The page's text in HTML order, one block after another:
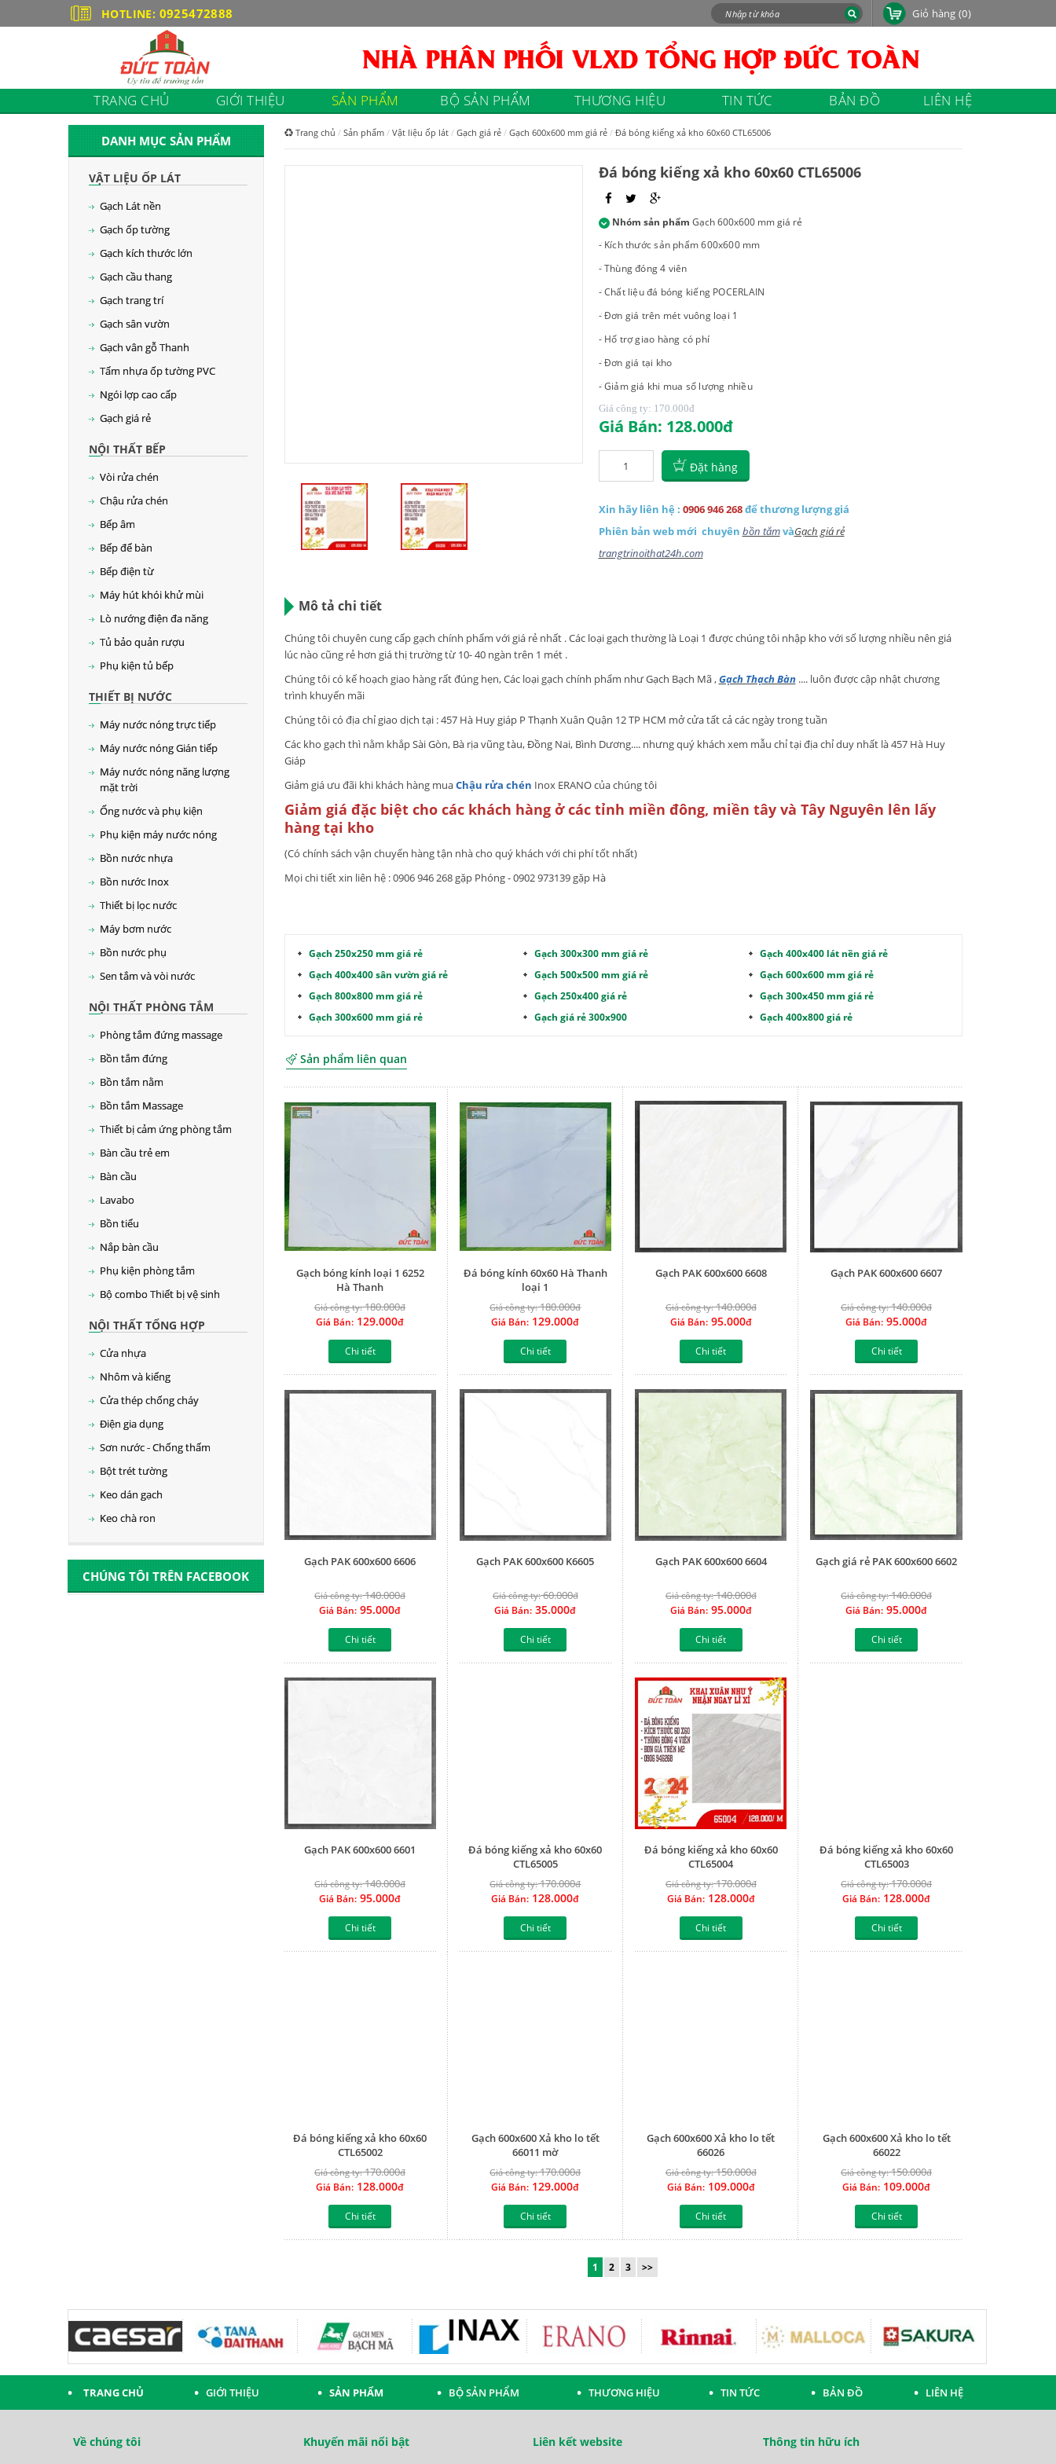
HOTLINE: 0925472888 Giỏ hàng(0)
TRANG CHỦ GIỚI THIỆU SẢN PHẨM BỘ SẢN PHẨM THƯƠNG HIỆU TIN TỨC BẢN ĐỒ LIÊN HỆ
DANH MỤC SẢN PHẨM
VẬT LIỆU ỐP LÁT
Gạch Lát nền
Gạch ốp tường
Gạch kích thước lớn
Gạch cầu thang
Gạch trang trí
Gạch sân vườn
Gạch vân gỗ Thanh
Tấm nhựa ốp tường PVC
Ngói lợp cao cấp
Gạch giá rẻ
NỘI THẤT BẾP
Vòi rửa chén
Chậu rửa chén
Bếp âm
Bếp để bàn
Bếp điện từ
Máy hút khói khử mùi
Lò nướng điện đa năng
Tủ bảo quản rượu
Phụ kiện tủ bếp
THIẾT BỊ NƯỚC
Máy nước nóng trực tiếp
Máy nước nóng Gián tiếp
Máy nước nóng năng lượng
mặt trời
Ống nước và phụ kiện
Phụ kiện máy nước nóng
Bồn nước nhựa
Bồn nước Inox
Thiết bị lọc nước
Máy bơm nước
Bồn nước phụ
Sen tắm và vòi nước
NỘI THẤT PHÒNG TẮM
Phòng tắm đứng massage
Bồn tắm đứng
Bồn tắm nằm
Bồn tắm Massage
Thiết bị cảm ứng phòng tắm
Bàn cầu trẻ em
Bàn cầu
Lavabo
Bồn tiểu
Nắp bàn cầu
Phụ kiện phòng tắm
Bộ combo Thiết bị vệ sinh
NỘI THẤT TỔNG HỢP
Cửa nhựa
Nhôm và kiếng
Cửa thép chống cháy
Điện gia dụng
Sơn nước - Chống thấm
Bột trét tường
Keo dán gạch
Keo chà ron
CHÚNG TÔI TRÊN FACEBOOK
Trang chủ Sản phẩm Vật liệu ốp lát Gạch giá rẻ Gạch 600x600 mm giá rẻ Đá bóng kiếng xả kho 60x60 CTL65006
Đá bóng kiếng xả kho 60x60 CTL65006
Nhóm sản phẩm Gạch 600x600 mm giá rẻ
- Kích thước sản phẩm 600x600 mm
- Thùng đóng 4 viên
- Chất liệu đá bóng kiếng POCERLAIN
- Đơn giá trên mét vuông loại 1
- Hố trợ giao hàng có phí
- Đơn giá tại kho
- Giảm giá khi mua số lượng nhiều
Giá công ty: 170.000đ
Giá Bán: 128.000đ
Đặt hàng
Xin hãy liên hệ : 0906 946 268để thương lượng giá
Phiên bản web mới chuyên bồn tắmvàGạch giá rẻ
trangtrinoithat24h.com
Mô tả chi tiết
Chúng tôi chuyên cung cấp gạch chính phẩm với giá rẻ nhất . Các loại gạch thường là Loại 1 được chúng tôi nhập kho với số lượng nhiều nên giá
lúc nào cũng rẻ hơn giá thị trường từ 10- 40 ngàn trên 1 mét .
Chúng tôi có kế hoạch giao hàng rất đúng hẹn, Các loại gạch chính phẩm như Gạch Bạch Mã ,Gạch Thạch Bàn.... luôn được cập nhật chương
trình khuyến mãi
Chúng tôi có địa chỉ giao dịch tại : 457 Hà Huy giáp P Thạnh Xuân Quận 12 TP HCM mở cửa tất cả các ngày trong tuần
Các kho gạch thì nằm khắp Sài Gòn, Bà rịa vũng tàu, Đồng Nai, Bình Dương.... nhưng quý khách xem mẫu chỉ tại địa chỉ duy nhất là 457 Hà Huy
Giáp
Giảm giá ưu đãi khi khách hàng muaChậu rửa chén Inox ERANO của chúng tôi
Giảm giá đặc biệt cho các khách hàng ở các tỉnh miền đông, miền tây và Tây Nguyên lên lấy
hàng tại kho
(Có chính sách vận chuyển hàng tận nhà cho quý khách với chi phí tốt nhất)
Mọi chi tiết xin liên hệ : 0906 946 268 gặp Phóng - 0902 973139 gặp Hà
Gạch 250x250 mm giá rẻ Gạch 300x300 mm giá rẻ
Gạch 400x400 lát nền giá rẻ
Gạch 400x400 sân vườn giá rẻ
Gạch 500x500 mm giá rẻ
Gạch 600x600 mm giá rẻ
Gạch 800x800 mm giá rẻ
Gạch 250x400 giá rẻ
Gạch 300x450 mm giá rẻ
Gạch 300x600 mm giá rẻ
Gạch giá rẻ 300x900 Gạch 400x800 giá rẻ
Sản phẩm liên quan
Gạch bóng kính loại 1 6252
Hà Thanh
Giá công ty:180.000đ
Giá Bán: 129.000đ
Chi tiết
Đá bóng kính 60x60 Hà Thanh
loại 1
Giá công ty:180.000đ
Giá Bán: 129.000đ
Chi tiết
Gạch PAK 600x600 6608
Giá công ty:140.000đ
Giá Bán:95.000đ
Chi tiết
Gạch PAK 600x600 6607
Giá công ty:140.000đ
Giá Bán: 95.000đ
Chi tiết
Gạch PAK 600x600 6606
Giá công ty:140.000đ
Giá Bán: 95.000đ
Chi tiết
Gạch PAK 600x600 K6605
Giá công ty:60.000đ
Giá Bán: 35.000đ
Chi tiết
Gạch PAK 600x600 6604
Giá công ty:140.000đ
Giá Bán:95.000đ
Chi tiết
Gạch giá rẻ PAK 600x600 6602
Giá công ty:140.000đ
Giá Bán: 95.000đ
Chi tiết
Gạch PAK 600x600 6601
Giá công ty:140.000đ
Giá Bán: 95.000đ
Chi tiết
Đá bóng kiếng xả kho 60x60
CTL65005
Giá công ty:170.000đ
Giá Bán: 128.000đ
Chi tiết
Đá bóng kiếng xả kho 60x60
CTL65004
Giá công ty:170.000đ
Giá Bán:128.000đ
Chi tiết
Đá bóng kiếng xả kho 60x60
CTL65003
Giá công ty:170.000đ
Giá Bán: 128.000đ
Chi tiết
Đá bóng kiếng xả kho 60x60
CTL65002
Giá công ty:170.000đ
Giá Bán: 128.000đ
Chi tiết
Gạch 600x600 Xả kho lo tết
66011 mờ
Giá công ty:170.000đ
Giá Bán: 129.000đ
Chi tiết
Gạch 600x600 Xả kho lo tết
66026
Giá công ty:150.000đ
Giá Bán:109.000đ
Chi tiết
Gạch 600x600 Xả kho lo tết
66022
Giá công ty:150.000đ
Giá Bán: 109.000đ
Chi tiết
1 2 3 >>
TRANG CHỦ GIỚI THIỆU SẢN PHẨM BỘ SẢN PHẨM THƯƠNG HIỆU TIN TỨC BẢN ĐỒ LIÊN HỆ
Về chúng tôi Khuyến mãi nổi bật Liên kết website Thông tin hữu ích